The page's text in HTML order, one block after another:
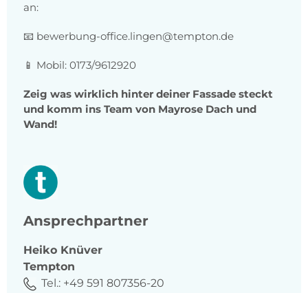
an:
📧 bewerbung-office.lingen@tempton.de
📱 Mobil: 0173/9612920
Zeig was wirklich hinter deiner Fassade steckt
und komm ins Team von Mayrose Dach und
Wand!
Ansprechpartner
Heiko Knüver
Tempton
Tel.: +49 591 807356-20